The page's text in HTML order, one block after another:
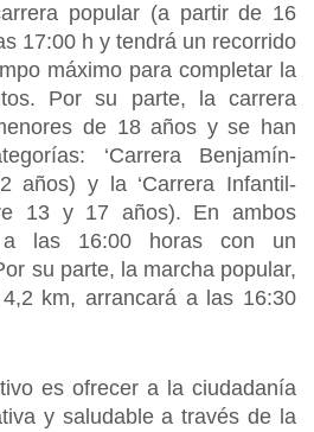
popular (a partir de 16
17:00 h y tendrá un recorrido
máximo para completar la
Por su parte, la carrera
de 18 años y se han
‘Carrera Benjamín-
años) y la ‘Carrera Infantil-
13 y 17 años). En ambos
a las 16:00 horas con un
su parte, la marcha popular,
km, arrancará a las 16:30
es ofrecer a la ciudadanía
y saludable a través de la